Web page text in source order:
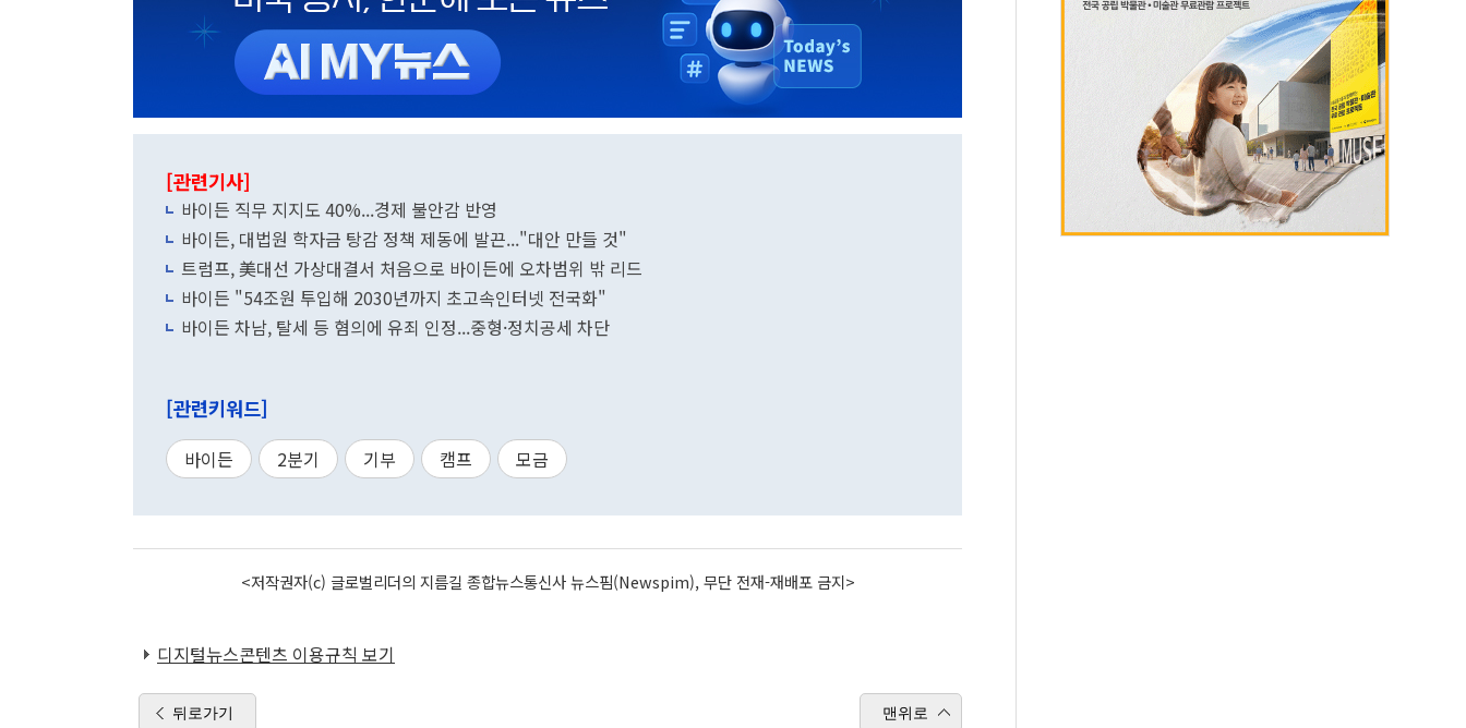
[관련기사]
바이든 직무 지지도 40%...경제 불안감 반영
바이든, 대법원 학자금 탕감 정책 제동에 발끈..."대안 만들 것"
트럼프, 美대선 가상대결서 처음으로 바이든에 오차범위 밖 리드
바이든 "54조원 투입해 2030년까지 초고속인터넷 전국화"
바이든 차남, 탈세 등 혐의에 유죄 인정...중형·정치공세 차단
[관련키워드]
바이든 2분기 기부 캠프 모금
<저작권자(c) 글로벌리더의 지름길 종합뉴스통신사 뉴스핌(Newspim), 무단 전재-재배포 금지>
디지털뉴스콘텐츠 이용규칙 보기
뒤로가기 맨위로